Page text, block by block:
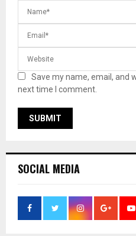
Save my name, email, and
next time I comment.
SOCIAL MEDIA